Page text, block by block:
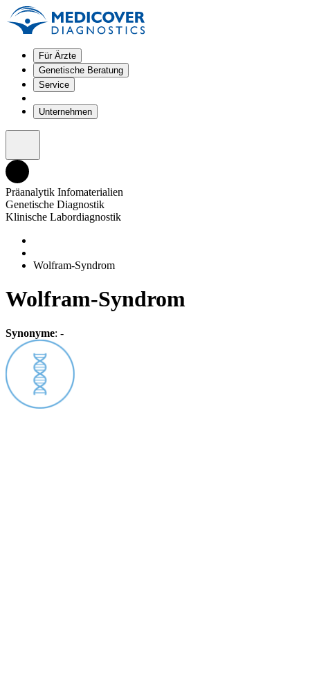
Für Ärzte
Genetische Beratung
Service
Unternehmen
Präanalytik Infomaterialien
Genetische Diagnostik
Klinische Labordiagnostik
Wolfram-Syndrom
Wolfram-Syndrom
Synonyme: -